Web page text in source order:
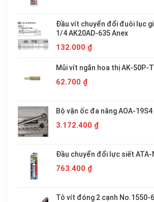
Đầu vít chuyển đổi đuôi lục
1/4 AK20AD-635 Anex
132.000 ₫
Mũi vít ngắn hoa thị AK-50P-
62.700 ₫
Bộ vặn ốc đa năng AOA-19S4
3.172.400 ₫
Đầu chuyển đổi lực siết ATA-
763.400 ₫
Tô vít đóng 2 cạnh No.1550-